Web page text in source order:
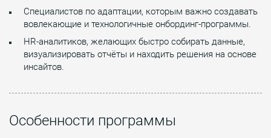
Специалистов по адаптации, которым важно создавать
вовлекающие и технологичные онбординг-программы.
HR-аналитиков, желающих быстро собирать данные,
визуализировать отчёты и находить решения на основе
инсайтов.
Особенности программы